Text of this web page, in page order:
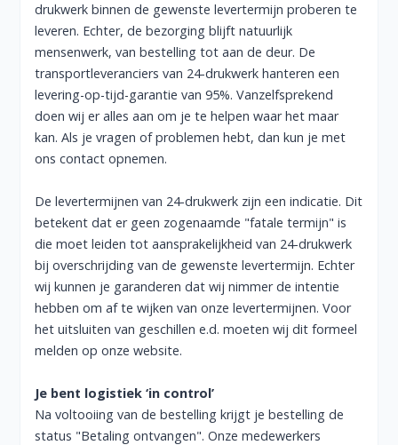
drukwerk binnen de gewenste levertermijn proberen te
leveren. Echter, de bezorging blijft natuurlijk
mensenwerk, van bestelling tot aan de deur. De
transportleveranciers van 24-drukwerk hanteren een
levering-op-tijd-garantie van 95%. Vanzelfsprekend
doen wij er alles aan om je te helpen waar het maar
kan. Als je vragen of problemen hebt, dan kun je met
onscontact opnemen.
De levertermijnen van 24-drukwerk zijn een indicatie. Dit
betekent dat er geen zogenaamde "fatale termijn" is
die moet leiden tot aansprakelijkheid van 24-drukwerk
bij overschrijding van de gewenste levertermijn. Echter
wij kunnen je garanderen dat wij nimmer de intentie
hebben om af te wijken van onze levertermijnen. Voor
het uitsluiten van geschillen e.d. moeten wij dit formeel
melden op onze website.
Je bent logistiek ‘in control’
Na voltooiing van de bestelling krijgt je bestelling de
status "Betaling ontvangen". Onze medewerkers